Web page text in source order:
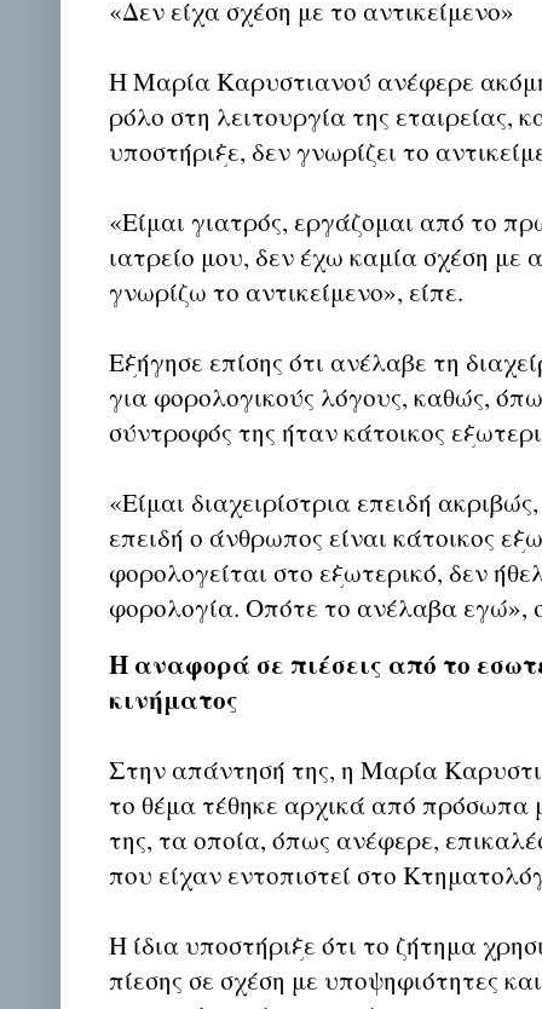
«Δεν είχα σχέση με το αντικείμενο»
Η Μαρία Καρυστιανού ανέφερε ακόμη
ρόλο στη λειτουργία της εταιρείας,
υποστήριξε, δεν γνωρίζει το
«Είμαι γιατρός, εργάζομαι από το
ιατρείο μου, δεν έχω καμία σχέση με
γνωρίζω το αντικείμενο», είπε.
Εξήγησε επίσης ότι ανέλαβε τη
για φορολογικούς λόγους, καθώς,
σύντροφός της ήταν κάτοικος
«Είμαι διαχειρίστρια επειδή
επειδή ο άνθρωπος είναι κάτοικος
φορολογείται στο εξωτερικό, δεν
φορολογία. Οπότε το ανέλαβα εγώ»,
Η αναφορά σε πιέσεις από το
κινήματος
Στην απάντησή της, η Μαρία
το θέμα τέθηκε αρχικά από πρόσωπα
της, τα οποία, όπως ανέφερε,
που είχαν εντοπιστεί στο
Η ίδια υποστήριξε ότι το ζήτημα
πίεσης σε σχέση με υποψηφιότητες